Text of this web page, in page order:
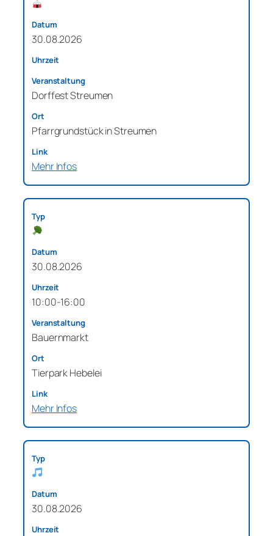
30.08.2026
Dorffest Streumen
Pfarrgrundstück in Streumen
Mehr Infos
30.08.2026
10:00-16:00
Bauernmarkt
Tierpark Hebelei
Mehr Infos
30.08.2026